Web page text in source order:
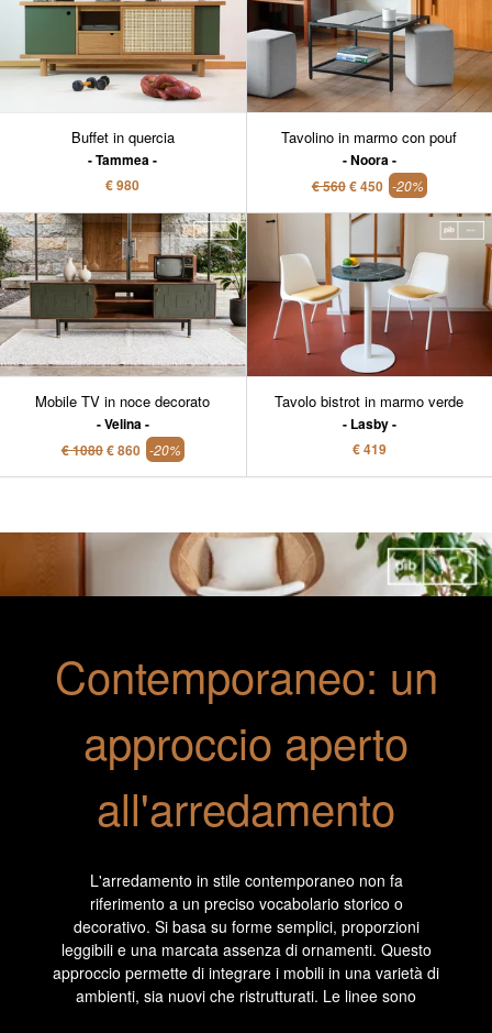
Buffet in quercia
Tammea
€ 980
Tavolino in marmo con pouf
Noora
€ 560€ 450 -20%
Mobile TV in noce decorato
Velina
€ 1080€ 860 -20%
Tavolo bistrot in marmo verde
Lasby
€ 419
Contemporaneo: un
approccio aperto
all'arredamento
L'arredamento in stile contemporaneo non fa
riferimento a un preciso vocabolario storico o
decorativo. Si basa su forme semplici, proporzioni
leggibili e una marcata assenza di ornamenti. Questo
approccio permette di integrare i mobili in una varietà di
ambienti, sia nuovi che ristrutturati. Le linee sono